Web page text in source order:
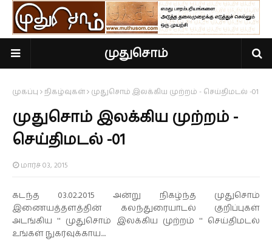
முதுசொம்
முகப்பு நிகழ்வுகள் முதுசொம் இலக்கிய முற்றம் - செய்திமடல் -01
முதுசொம் இலக்கிய முற்றம் -
செய்திமடல் -01
மார்ச் 03, 2015
கடந்த 03.02.2015 அன்று நிகழ்ந்த முதுசொம்
இணையத்தளத்தின் கலந்துரையாடல் குறிப்புகள்
அடங்கிய '' முதுசொம் இலக்கிய முற்றம் '' செய்திமடல்
உங்கள் நுகர்வுக்காய....